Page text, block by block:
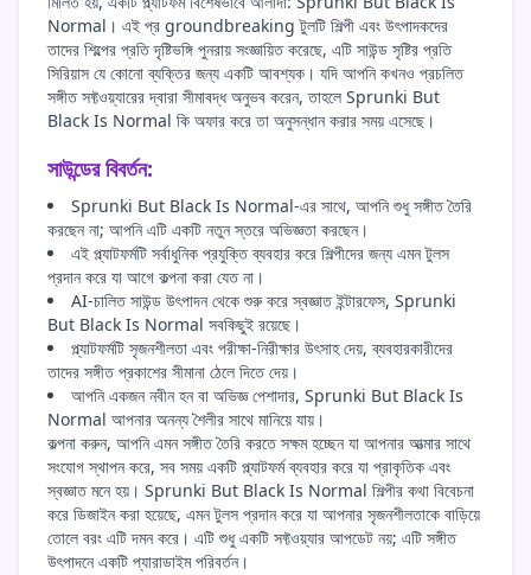
Normal। এই প্র groundbreaking টুলটি শিল্পী এবং উৎপাদকদের
তাদের শিল্পের প্রতি দৃষ্টিভঙ্গি পুনরায় সংজ্ঞায়িত করেছে, এটি সাউন্ড সৃষ্টির প্রতি
সিরিয়াস যে কোনো ব্যক্তির জন্য একটি আবশ্যক। যদি আপনি কখনও প্রচলিত
সঙ্গীত সফ্টওয়্যারের দ্বারা সীমাবদ্ধ অনুভব করেন, তাহলে Sprunki But
Black Is Normal কি অফার করে তা অনুসন্ধান করার সময় এসেছে।
সাউন্ডের বিবর্তন:
Sprunki But Black Is Normal-এর সাথে, আপনি শুধু সঙ্গীত তৈরি
করছেন না; আপনি এটি একটি নতুন স্তরে অভিজ্ঞতা করছেন।
এই প্ল্যাটফর্মটি সর্বাধুনিক প্রযুক্তি ব্যবহার করে শিল্পীদের জন্য এমন টুলস
প্রদান করে যা আগে কল্পনা করা যেত না।
AI-চালিত সাউন্ড উৎপাদন থেকে শুরু করে স্বজ্ঞাত ইন্টারফেস, Sprunki
But Black Is Normal সবকিছুই রয়েছে।
প্ল্যাটফর্মটি সৃজনশীলতা এবং পরীক্ষা-নিরীক্ষার উৎসাহ দেয়, ব্যবহারকারীদের
তাদের সঙ্গীত প্রকাশের সীমানা ঠেলে দিতে দেয়।
আপনি একজন নবীন হন বা অভিজ্ঞ পেশাদার, Sprunki But Black Is
Normal আপনার অনন্য শৈলীর সাথে মানিয়ে যায়।
কল্পনা করুন, আপনি এমন সঙ্গীত তৈরি করতে সক্ষম হচ্ছেন যা আপনার আত্মার সাথে
সংযোগ স্থাপন করে, সব সময় একটি প্ল্যাটফর্ম ব্যবহার করে যা প্রাকৃতিক এবং
স্বজ্ঞাত মনে হয়। Sprunki But Black Is Normal শিল্পীর কথা বিবেচনা
করে ডিজাইন করা হয়েছে, এমন টুলস প্রদান করে যা আপনার সৃজনশীলতাকে বাড়িয়ে
তোলে বরং এটি দমন করে। এটি শুধু একটি সফ্টওয়্যার আপডেট নয়; এটি সঙ্গীত
উৎপাদনে একটি প্যারাডাইম পরিবর্তন।